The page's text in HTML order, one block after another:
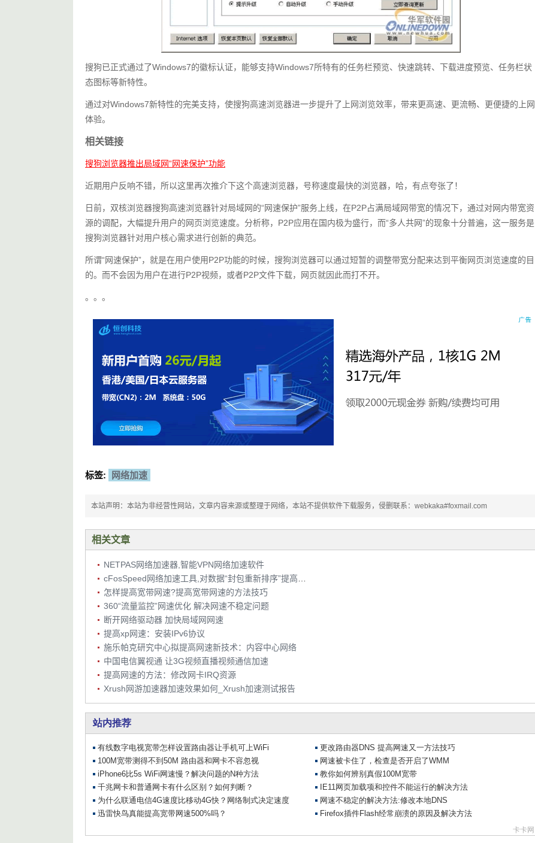
搜狗已正式通过了Windows7的徽标认证，能够支持Windows7所特有的任务栏预览、快速跳转、下载进度预览、任务栏状
态图标等新特性。
通过对Windows7新特性的完美支持，使搜狗高速浏览器进一步提升了上网浏览效率，带来更高速、更流畅、更便捷的上网
体验。
相关链接
搜狗浏览器推出局域网“网速保护”功能
近期用户反响不错，所以这里再次推介下这个高速浏览器，号称速度最快的浏览器，哈，有点夸张了！
日前，双核浏览器搜狗高速浏览器针对局域网的“网速保护”服务上线，在P2P占满局域网带宽的情况下，通过对网内带宽资
源的调配，大幅提升用户的网页浏览速度。分析称，P2P应用在国内极为盛行，而“多人共网”的现象十分普遍，这一服务是
搜狗浏览器针对用户核心需求进行创新的典范。
所谓“网速保护”，就是在用户使用P2P功能的时候，搜狗浏览器可以通过短暂的调整带宽分配来达到平衡网页浏览速度的目
的。而不会因为用户在进行P2P视频，或者P2P文件下载，网页就因此而打不开。
。。。
标签: 网络加速
本站声明：本站为非经营性网站，文章内容来源或整理于网络，本站不提供软件下载服务，侵删联系：webkaka#foxmail.com
相关文章
NETPAS网络加速器,智能VPN网络加速软件
怎样提高宽带网速?提高宽带网速的方法技巧
360“流量监控”网速优化 解决网速不稳定问题
断开网络驱动器 加快局域网网速
提高xp网速：安装IPv6协议
施乐帕克研究中心拟提高网速新技术：内容中心网络
中国电信翼视通 让3G视频直播视频通信加速
提高网速的方法：修改网卡IRQ资源
Xrush网游加速器加速效果如何_Xrush加速测试报告